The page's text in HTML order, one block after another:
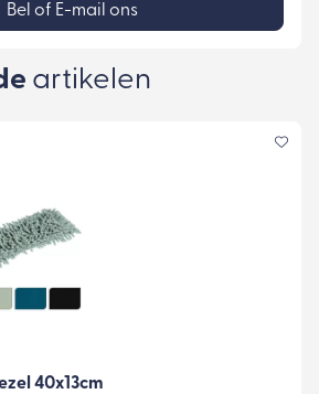
Bel of E-mail ons
artikelen
40x13cm